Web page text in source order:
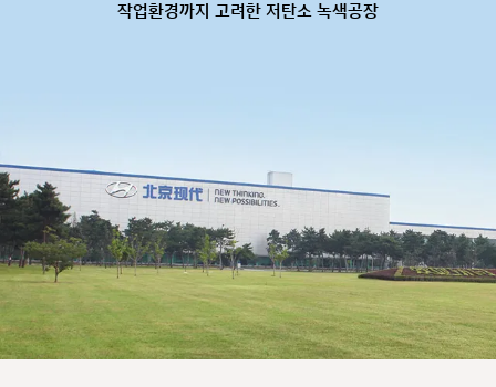
작업환경까지 고려한 저탄소 녹색공장